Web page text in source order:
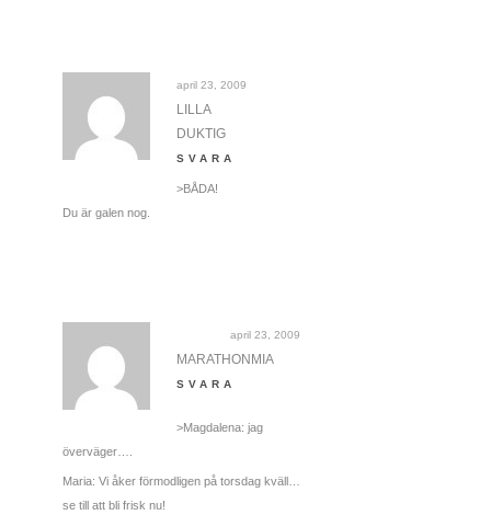
april 23, 2009
LILLA
DUKTIG
SVARA
>BÅDA!
Du är galen nog.
april 23, 2009
MARATHONMIA
SVARA
>Magdalena: jag
överväger….
Maria: Vi åker förmodligen på torsdag kväll…
se till att bli frisk nu!